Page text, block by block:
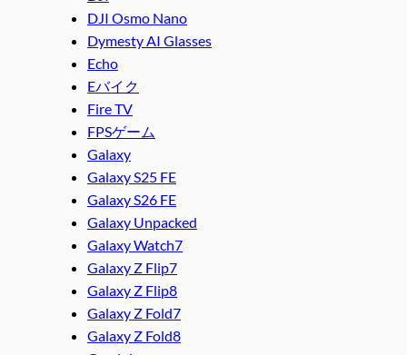
DJI Osmo Nano
Dymesty AI Glasses
Echo
Eバイク
Fire TV
FPSゲーム
Galaxy
Galaxy S25 FE
Galaxy S26 FE
Galaxy Unpacked
Galaxy Watch7
Galaxy Z Flip7
Galaxy Z Flip8
Galaxy Z Fold7
Galaxy Z Fold8